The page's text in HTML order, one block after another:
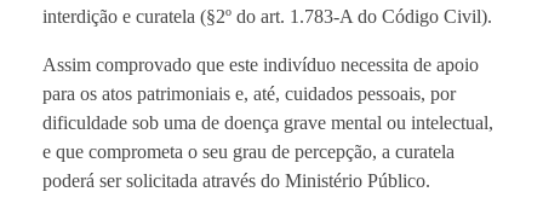
interdição e curatela (§2º do art. 1.783-A do Código Civil).
Assim comprovado que este indivíduo necessita de apoio
para os atos patrimoniais e, até, cuidados pessoais, por
dificuldade sob uma de doença grave mental ou intelectual,
e que comprometa o seu grau de percepção, a curatela
poderá ser solicitada através do Ministério Público.